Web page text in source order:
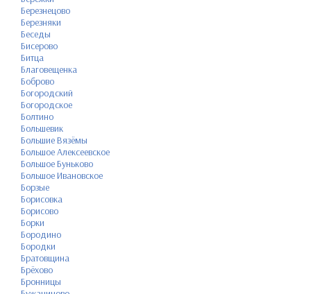
Березнецово
Березняки
Беседы
Бисерово
Битца
Благовещенка
Боброво
Богородский
Богородское
Болтино
Большевик
Большие Вязёмы
Большое Алексеевское
Большое Буньково
Большое Ивановское
Борзые
Борисовка
Борисово
Борки
Бородино
Бородки
Братовщина
Брёхово
Бронницы